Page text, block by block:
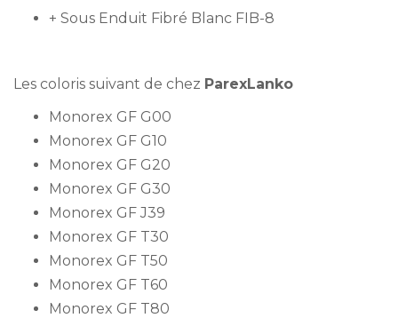
+ Sous Enduit Fibré Blanc FIB-8
Les coloris suivant de chez ParexLanko
Monorex GF G00
Monorex GF G10
Monorex GF G20
Monorex GF G30
Monorex GF J39
Monorex GF T30
Monorex GF T50
Monorex GF T60
Monorex GF T80